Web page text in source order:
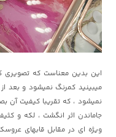
این بدین معناست که
میبینید کمرنگ نمیشود و بعد
نمیشود ، که تقریبا کیفیت آن
جاماندن اثر انگشت ، لکه و
ویژه ای در مقابل قابهای